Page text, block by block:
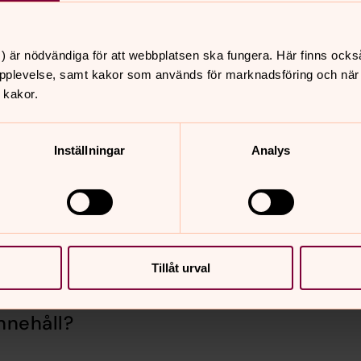
är nödvändiga för att webbplatsen ska fungera. Här finns
samt kakor som används för marknadsföring och
Inställningar Analys
Tillåt urval
anmäl dig att ta emot en flykting.
hyreskontrakt.
till Nacka kommun tfn 08-718 80
i Nacka” på kommunens hemsida: